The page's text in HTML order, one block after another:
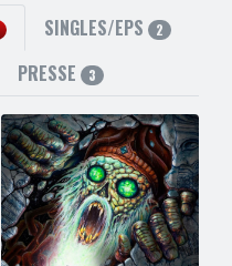
SINGLES/EPS 2
PRESSE 3